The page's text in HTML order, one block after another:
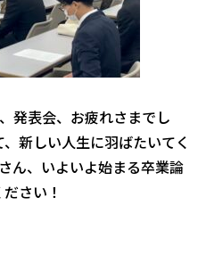
発表会、お疲れさまでし
新しい人生に羽ばたいてく
ん、いよいよ始まる卒業論
さい！